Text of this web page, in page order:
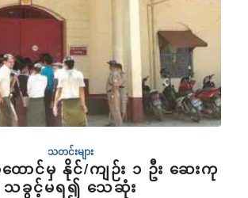
သတင်းများ
ောင်မှ နိုင်/ကျဉ်း ၁ ဦး ဆေးကု
သခွင့်မရ၍ သေဆုံး